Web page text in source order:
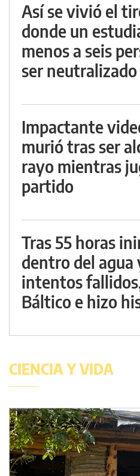
Así se vivió el
donde un
menos a seis
ser neutralizado
Impactante
murió tras ser
rayo mientras
partido
Tras 55 horas
dentro del agua
intentos
Báltico e hizo
CIENCIA Y VIDA